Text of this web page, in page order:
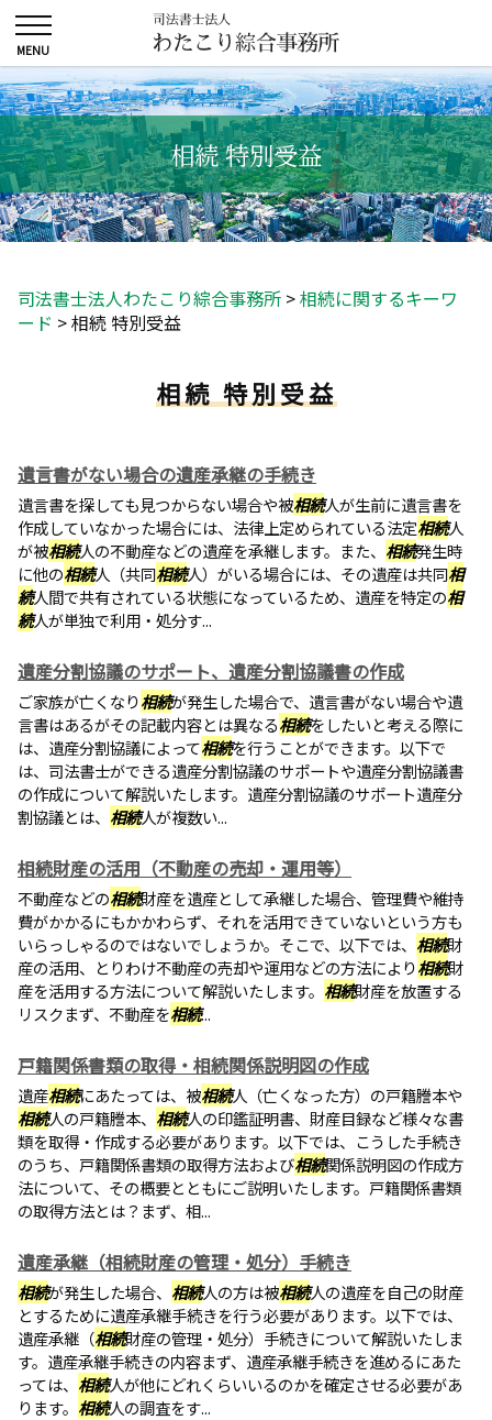
相続 特別受益
司法書士法人わたこり綜合事務所 >相続に関するキーワ
ード >相続 特別受益
相続 特別受益
遺言書がない場合の遺産承継の手続き
遺言書を探しても見つからない場合や被相続人が生前に遺言書を
作成していなかった場合には、法律上定められている法定相続人
が被相続人の不動産などの遺産を承継します。また、 相続発生時
に他の相続人（共同相続人）がいる場合には、その遺産は共同相
続人間で共有されている状態になっているため、遺産を特定の相
続人が単独で利用・処分す...
遺産分割協議のサポート、遺産分割協議書の作成
ご家族が亡くなり相続が発生した場合で、遺言書がない場合や遺
言書はあるがその記載内容とは異なる相続をしたいと考える際に
は、遺産分割協議によって相続を行うことができます。以下で
は、司法書士ができる遺産分割協議のサポートや遺産分割協議書
の作成について解説いたします。遺産分割協議のサポート遺産分
割協議とは、 相続人が複数い...
相続財産の活用（不動産の売却・運用等）
不動産などの相続財産を遺産として承継した場合、管理費や維持
費がかかるにもかかわらず、それを活用できていないという方も
いらっしゃるのではないでしょうか。そこで、以下では、 相続財
産の活用、とりわけ不動産の売却や運用などの方法により相続財
産を活用する方法について解説いたします。 相続財産を放置する
リスクまず、不動産を相続...
戸籍関係書類の取得・相続関係説明図の作成
遺産相続にあたっては、被相続人（亡くなった方）の戸籍謄本や
相続人の戸籍謄本、 相続人の印鑑証明書、財産目録など様々な書
類を取得・作成する必要があります。以下では、こうした手続き
のうち、戸籍関係書類の取得方法および相続関係説明図の作成方
法について、その概要とともにご説明いたします。戸籍関係書類
の取得方法とは？まず、相...
遺産承継（相続財産の管理・処分）手続き
相続が発生した場合、 相続人の方は被相続人の遺産を自己の財産
とするために遺産承継手続きを行う必要があります。以下では、
遺産承継（相続財産の管理・処分）手続きについて解説いたしま
す。遺産承継手続きの内容まず、遺産承継手続きを進めるにあた
っては、 相続人が他にどれくらいいるのかを確定させる必要があ
ります。 相続人の調査をす...